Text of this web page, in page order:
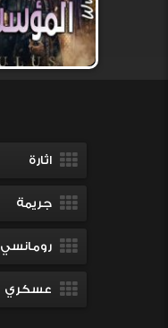
اثارة
جريمة
رومانسي
عسكري